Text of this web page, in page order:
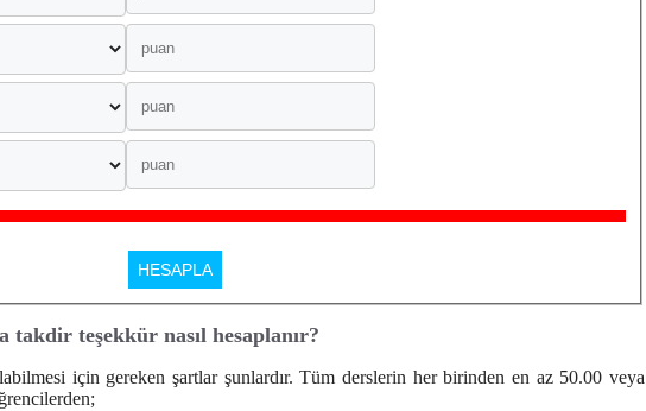
HESAPLA
takdir teşekkür nasıl hesaplanır?
için gereken şartlar şunlardır. Tüm derslerin her birinden en az 50.00 veya